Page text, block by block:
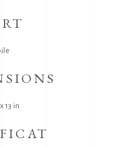
13 in